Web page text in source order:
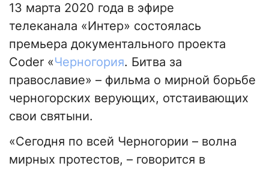
13 марта 2020 года в эфире
телеканала «Интер» состоялась
премьера документального проекта
Coder «Черногория. Битва за
православие» – фильма о мирной борьбе
черногорских верующих, отстаивающих
свои святыни.
«Сегодня по всей Черногории – волна
мирных протестов, – говорится в